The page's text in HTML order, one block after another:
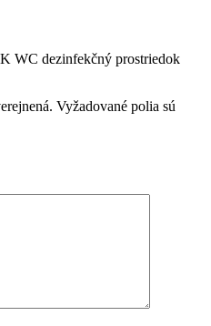
WC dezinfekčný prostriedok
Vyžadované polia sú